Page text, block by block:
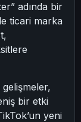
adında bir
ticari marka
bir etki
yeni